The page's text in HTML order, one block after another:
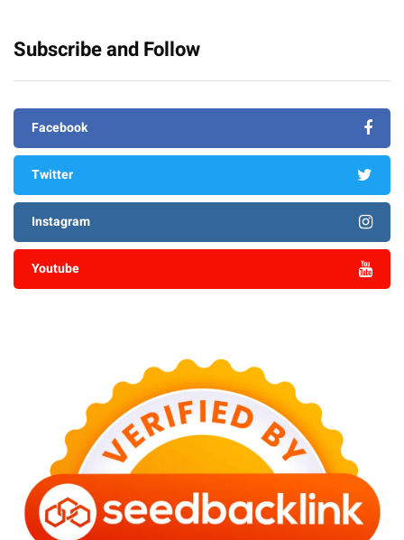
Subscribe and Follow
Facebook
Twitter
Instagram
Youtube